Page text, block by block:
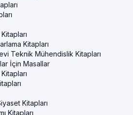
Kitapları
Teknik Mühendislik Kitapları
İçin Masallar
Kitapları
Kitapları